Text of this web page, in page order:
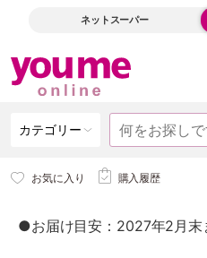
ネットスーパー
カテゴリー
お気に入り 購入履歴
●お届け目安：2027年2月末